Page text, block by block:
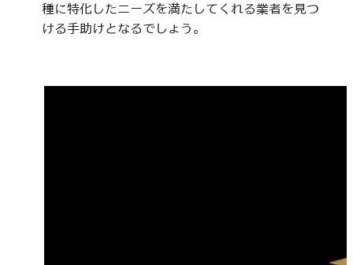
種に特化したニーズを満たしてくれる業者を見つ
ける手助けとなるでしょう。